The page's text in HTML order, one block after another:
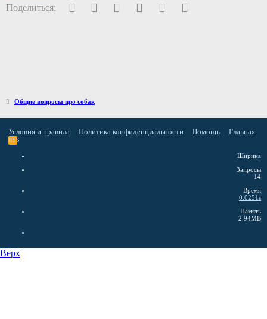
Поделиться:
FacebookTwitter PinterestWhatsAppЭлектронная почта
Общие вопросы про собак
Условия и правила Политика конфиденциальности Помощь Главная
RSS
Ширина
Запросы
14
Время
0.0251s
Память
2.94MB
Верх